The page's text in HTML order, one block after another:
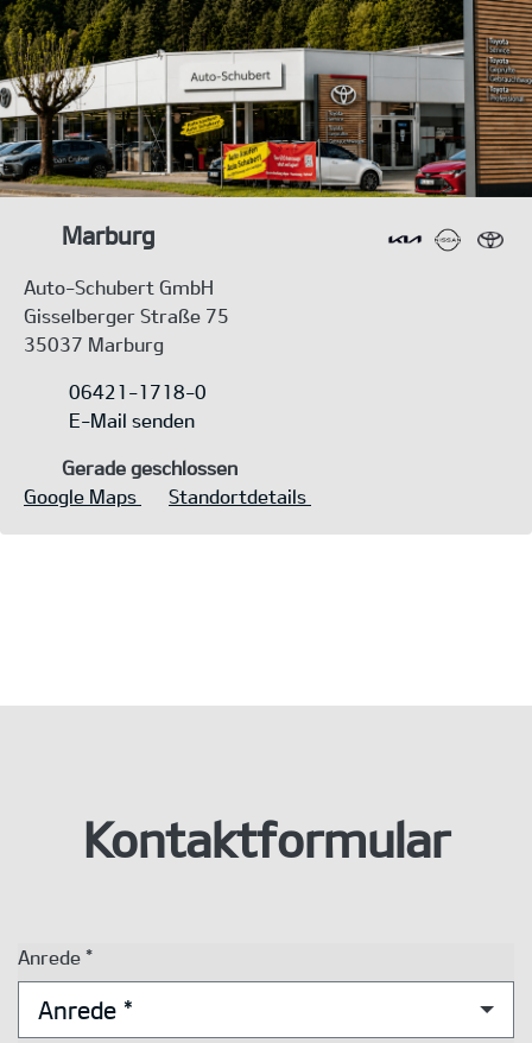
Marburg
Auto-Schubert GmbH
Gisselberger Straße 75
35037 Marburg
06421-1718-0
E-Mail senden
Gerade geschlossen
Google Maps
Standortdetails
Kontaktformular
Anrede *
Anrede *